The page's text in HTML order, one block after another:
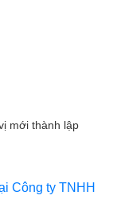
mới thành lập